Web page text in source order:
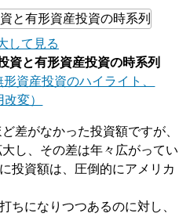
して見る
資と有形資産投資の時系列
資産投資のハイライト、
変）
差がなかった投資額ですが、
し、その差は年々広がってい
投資額は、圧倒的にアメリカ
ちになりつつあるのに対し、